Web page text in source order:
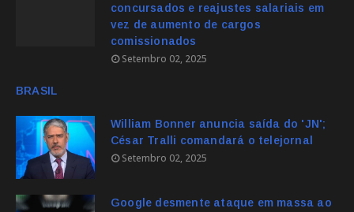
concursados e reajustes salariais em
vez de aumento de cargos
comissionados
Setembro 02, 2025
BRASIL
William Bonner anuncia saída do 'JN';
César Tralli comandará o telejornal
Setembro 02, 2025
Google desmente ataque em massa ao